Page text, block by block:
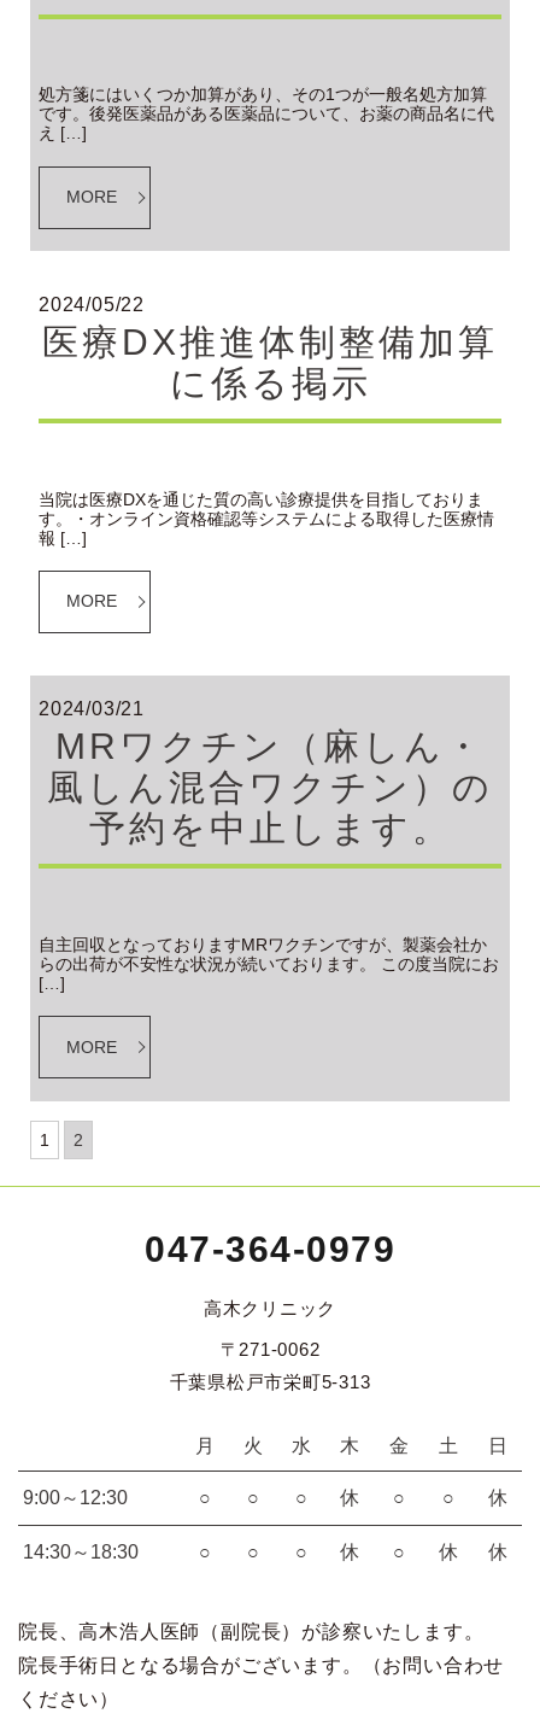
処方箋にはいくつか加算があり、その1つが一般名処方加算
です。後発医薬品がある医薬品について、お薬の商品名に代
え […]
MORE
2024/05/22
医療DX推進体制整備加算
に係る掲示
当院は医療DXを通じた質の高い診療提供を目指しておりま
す。・オンライン資格確認等システムによる取得した医療情
報 […]
MORE
2024/03/21
MRワクチン（麻しん・
風しん混合ワクチン）の
予約を中止します。
自主回収となっておりますMRワクチンですが、製薬会社か
らの出荷が不安性な状況が続いております。 この度当院にお
[…]
MORE
1 2
047-364-0979
高木クリニック
〒271-0062
千葉県松戸市栄町5-313
月 火 水 木 金 土 日
9:00～12:30 ○ ○ ○ 休 ○ ○ 休
14:30～18:30 ○ ○ ○ 休 ○ 休 休
院長、高木浩人医師（副院長）が診察いたします。
院長手術日となる場合がございます。（お問い合わせ
ください）